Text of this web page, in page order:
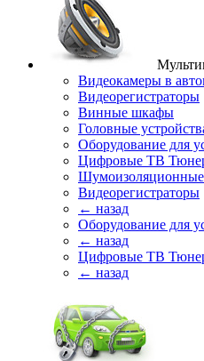
Видеокамеры в
Видеорегистраторы
Винные шкафы
Головные
Оборудование для
Цифровые ТВ
Видеорегистраторы
← назад
Оборудование для
← назад
Цифровые ТВ
← назад